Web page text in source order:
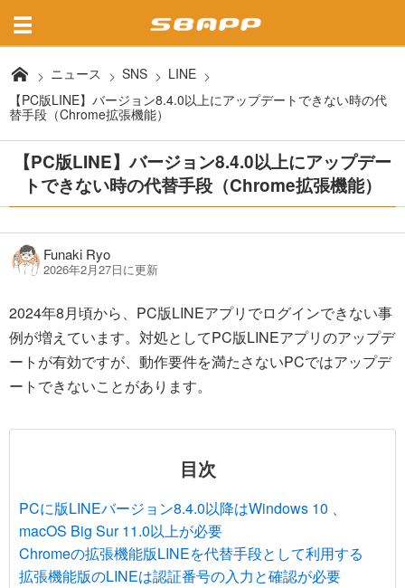
ニュース SNS
LINE
【PC版LINE】バージョン8.4.0以上にアップデートできない時の代
替手段（Chrome拡張機能）
【PC版LINE】バージョン8.4.0以上にアップデー
トできない時の代替手段（Chrome拡張機能）
Funaki Ryo
2026年2月27日に更新
2024年8月頃から、PC版LINEアプリでログインできない事
例が増えています。対処としてPC版LINEアプリのアップデ
ートが有効ですが、動作要件を満たさないPCではアップデ
ートできないことがあります。
目次
PCに版LINEバージョン8.4.0以降はWindows 10 、
macOS Big Sur 11.0以上が必要
Chromeの拡張機能版LINEを代替手段として利用する
拡張機能版のLINEは認証番号の入力と確認が必要